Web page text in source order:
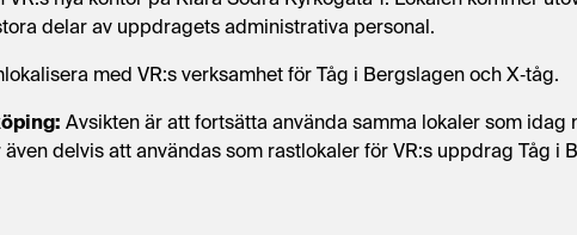
delar av uppdragets administrativa personal.
med VR:s verksamhet för Tåg i Bergslagen och X‑tåg.
Avsikten är att fortsätta använda samma lokaler som idag
delvis att användas som rastlokaler för VR:s uppdrag Tåg i